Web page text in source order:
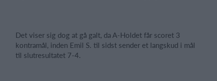
Det viser sig dog at gå galt, da A-Holdet får scoret 3
kontramål, inden Emil S. til sidst sender et langskud i mål
til slutresultatet 7-4.